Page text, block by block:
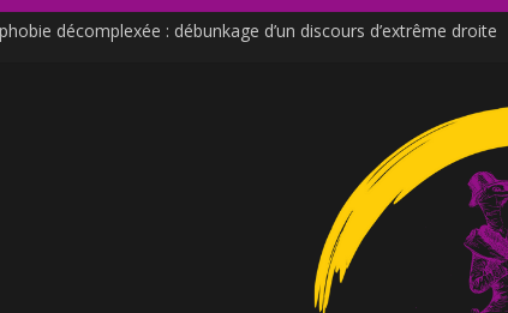
décomplexée : débunkage d’un discours d’extrême droite